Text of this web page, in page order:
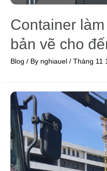
Container
bản vẽ cho
Blog / By nghiauel /Tháng 11